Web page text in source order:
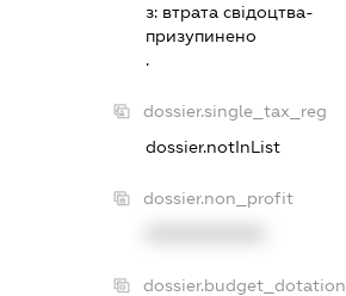
з: втрата свiдоцтва-
призупинено
.
dossier.single_tax_reg
dossier.notInList
dossier.non_profit
dossier.budget_dotation